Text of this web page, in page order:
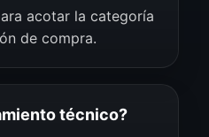
acotar la categoría
de compra.
técnico?